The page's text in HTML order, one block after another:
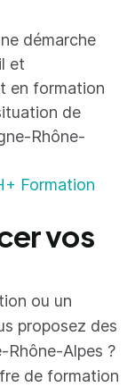
démarche
et
en formation
de
Rhône-
Formation
vos
ou un
proposez des
Rhône-Alpes ?
de formation